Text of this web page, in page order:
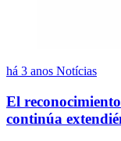
há 3 anos Notícias
El
continúa